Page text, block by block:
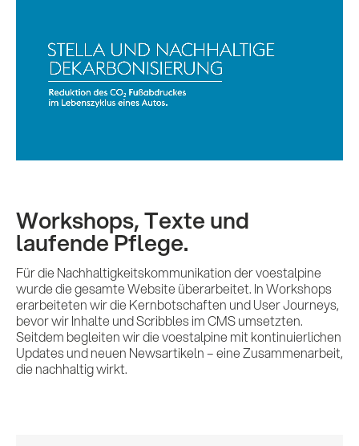
Leistungen
Impulse &
Insights
KI x B2B
Kontakt
Workshops, Texte und
laufende Pflege.
Für die Nachhaltigkeitskommunikation der voestalpine
wurde die gesamte Website überarbeitet. In Workshops
erarbeiteten wir die Kernbotschaften und User Journeys,
bevor wir Inhalte und Scribbles im CMS umsetzten.
Seitdem begleiten wir die voestalpine mit kontinuierlichen
Updates und neuen Newsartikeln – eine Zusammenarbeit,
die nachhaltig wirkt.